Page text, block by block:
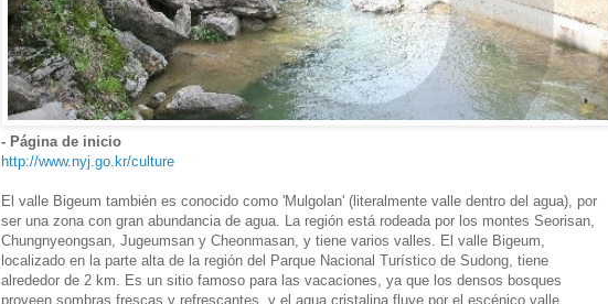
- Página de inicio
http://www.nyj.go.kr/culture
El valle Bigeum también es conocido como 'Mulgolan' (literalmente valle dentro del agua), por
ser una zona con gran abundancia de agua. La región está rodeada por los montes Seorisan,
Chungnyeongsan, Jugeumsan y Cheonmasan, y tiene varios valles. El valle Bigeum,
localizado en la parte alta de la región del Parque Nacional Turístico de Sudong, tiene
alrededor de 2 km. Es un sitio famoso para las vacaciones, ya que los densos bosques
proveen sombras frescas y refrescantes, y el agua cristalina fluye por el escénico valle.